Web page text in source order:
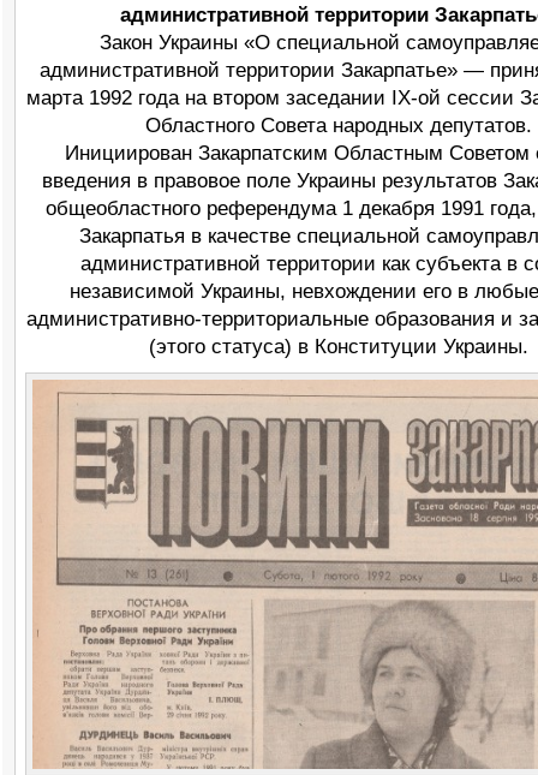
административной территории
Закон Украины «О специальной
административной территории Закарпатье» —
марта 1992 года на втором заседании IX-ой сессии
Областного Совета народных депутатов.
Инициирован Закарпатским Областным Советом
введения в правовое поле Украины результатов
общеобластного референдума 1 декабря 1991
Закарпатья в качестве специальной
административной территории как субъекта в
независимой Украины, невхождении его в
административно-территориальные образования и
(этого статуса) в Конституции Украины.